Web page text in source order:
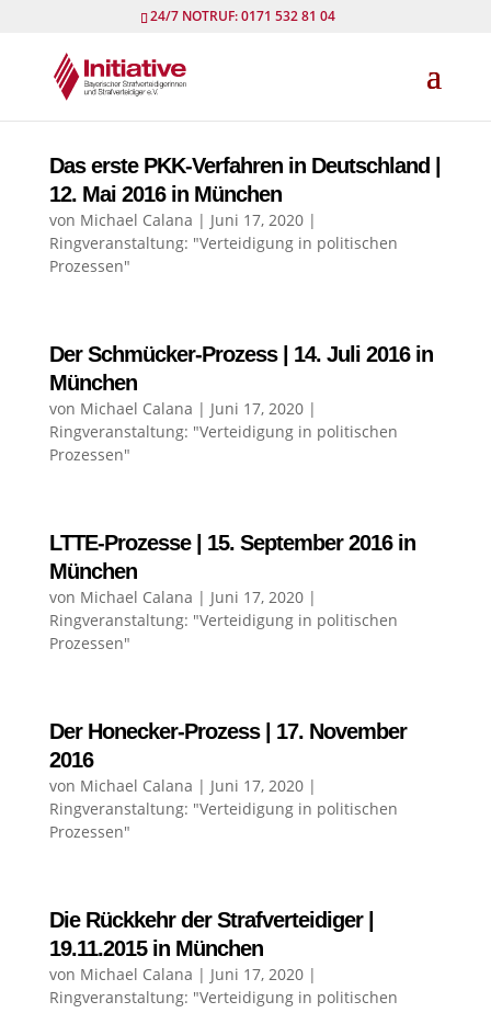
24/7 NOTRUF: 0171 532 81 04
Das erste PKK-Verfahren in Deutschland |
12. Mai 2016 in München
von Michael Calana | Juni 17, 2020|
Ringveranstaltung: "Verteidigung in politischen
Prozessen"
Der Schmücker-Prozess | 14. Juli 2016 in
München
von Michael Calana | Juni 17, 2020|
Ringveranstaltung: "Verteidigung in politischen
Prozessen"
LTTE-Prozesse | 15. September 2016 in
München
von Michael Calana | Juni 17, 2020|
Ringveranstaltung: "Verteidigung in politischen
Prozessen"
Der Honecker-Prozess | 17. November
2016
von Michael Calana | Juni 17, 2020|
Ringveranstaltung: "Verteidigung in politischen
Prozessen"
Die Rückkehr der Strafverteidiger |
19.11.2015 in München
von Michael Calana | Juni 17, 2020|
Ringveranstaltung: "Verteidigung in politischen